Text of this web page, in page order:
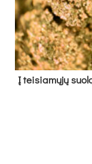
Į tei­sia­mų­jų